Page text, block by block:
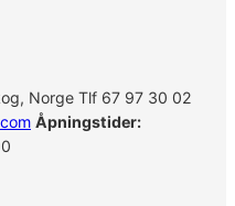
Norge Tlf 67 97 30 02
Åpningstider: